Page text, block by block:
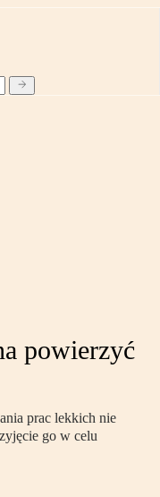
powierzyć
prac lekkich nie
go w celu